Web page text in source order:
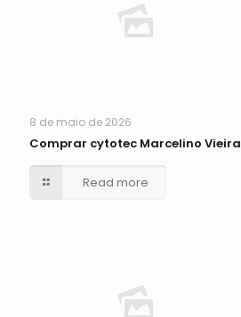
8 de maio de 2026
Comprar cytotec Marcelino Vieira
Read more